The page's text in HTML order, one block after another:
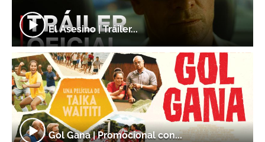
El Asesino | Tráiler...
Gol Gana | Promocional con...